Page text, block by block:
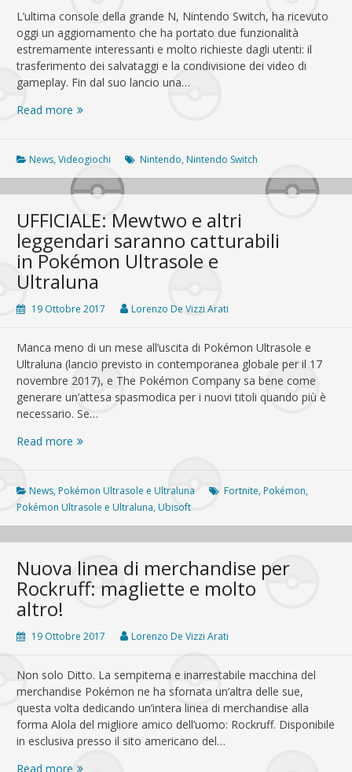
L’ultima console della grande N, Nintendo Switch, ha ricevuto
oggi un aggiornamento che ha portato due funzionalità
estremamente interessanti e molto richieste dagli utenti: il
trasferimento dei salvataggi e la condivisione dei video di
gameplay. Fin dal suo lancio una…
Read more Aggiornamento
Switch:
condividi
video
trasferisci
salvataggi!
News,Videogiochi Nintendo, Nintendo Switch
UFFICIALE: Mewtwo e altri
leggendari saranno catturabili
in Pokémon Ultrasole e
Ultraluna
19 Ottobre 2017 Lorenzo De Vizzi Arati
Manca meno di un mese all’uscita di Pokémon Ultrasole e
Ultraluna (lancio previsto in contemporanea globale per il 17
novembre 2017), e The Pokémon Company sa bene come
generare un’attesa spasmodica per i nuovi titoli quando più è
necessario. Se…
Read more UFFICIALE:
altri
leggendari
saranno
catturabili
Pokémon
Ultrasole
News, Pokémon Ultrasole e Ultraluna Fortnite, Pokémon,
Pokémon Ultrasole e Ultraluna, Ubisoft
Nuova linea di merchandise per
Rockruff: magliette e molto
altro!
19 Ottobre 2017 Lorenzo De Vizzi Arati
Non solo Ditto. La sempiterna e inarrestabile macchina del
merchandise Pokémon ne ha sfornata un’altra delle sue,
questa volta dedicando un’intera linea di merchandise alla
forma Alola del migliore amico dell’uomo: Rockruff. Disponibile
in esclusiva presso il sito americano del…
Read more Nuova